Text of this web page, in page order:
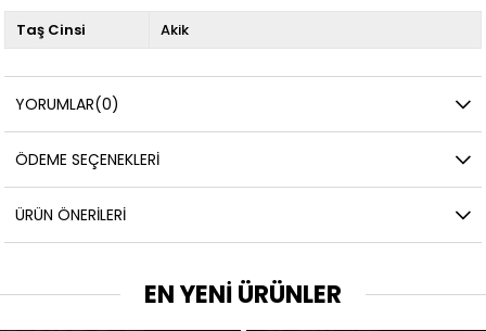
Taş Cinsi Akik
YORUMLAR(0)
ÖDEME SEÇENEKLERI
ÜRÜN ÖNERILERI
EN YENİ ÜRÜNLER